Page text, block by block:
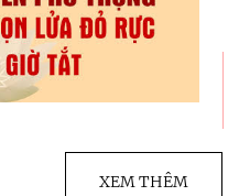
XEM THÊM